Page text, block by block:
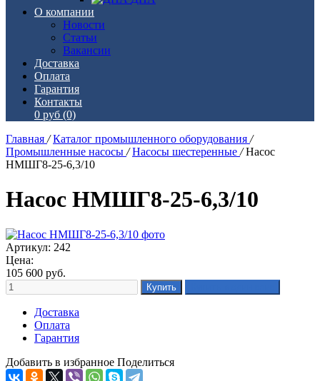
О компании
Новости
Статьи
Вакансии
Доставка
Оплата
Гарантия
Контакты
0 руб (0)
Главная / Каталог промышленного оборудования /
Промышленные насосы / Насосы шестеренные / Насос
НМШГ8-25-6,3/10
Насос НМШГ8-25-6,3/10
Артикул: 242
Цена:
105 600 руб.
Доставка
Оплата
Гарантия
Добавить в избранное Поделиться